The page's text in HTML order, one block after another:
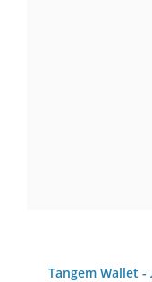
Tangem Wallet